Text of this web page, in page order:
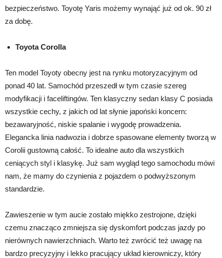
bezpieczeństwo. Toyotę Yaris możemy wynająć już od ok. 90 zł
za dobę.
Toyota Corolla
Ten model Toyoty obecny jest na rynku motoryzacyjnym od
ponad 40 lat. Samochód przeszedł w tym czasie szereg
modyfikacji i faceliftingów. Ten klasyczny sedan klasy C posiada
wszystkie cechy, z jakich od lat słynie japoński koncern:
bezawaryjność, niskie spalanie i wygodę prowadzenia.
Elegancka linia nadwozia i dobrze spasowane elementy tworzą w
Corolii gustowną całość. To idealne auto dla wszystkich
ceniących styl i klasykę. Już sam wygląd tego samochodu mówi
nam, że mamy do czynienia z pojazdem o podwyższonym
standardzie.
Zawieszenie w tym aucie zostało miękko zestrojone, dzięki
czemu znacząco zmniejsza się dyskomfort podczas jazdy po
nierównych nawierzchniach. Warto też zwrócić też uwagę na
bardzo precyzyjny i lekko pracujący układ kierowniczy, który